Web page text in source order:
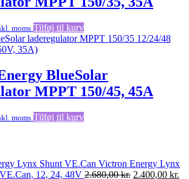
moms Tilføj til kurv
BlueSolar
MPPT 150/45, 45A
moms Tilføj til kurv
Victron Energy Lynx
12, 24, 48V 2.680,00kr. Den
2.400,00 kr.